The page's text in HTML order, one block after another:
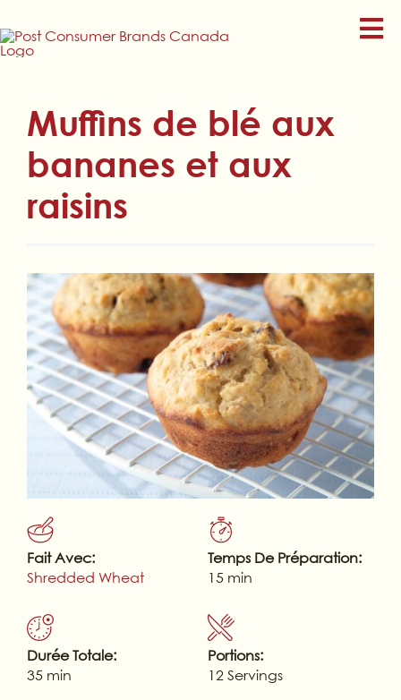
to
content
Muffins de blé aux
bananes et aux
raisins
Fait Avec:
Shredded Wheat
Temps De Préparation:
15 min
Durée Totale:
35 min
Portions:
12 Servings